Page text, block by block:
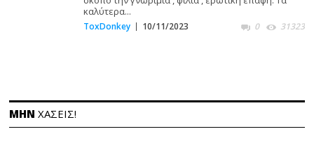
καλύτερα...
ToxDonkey 10/11/2023 31323
0
ΜΗΝ ΧΑΣΕΙΣ!